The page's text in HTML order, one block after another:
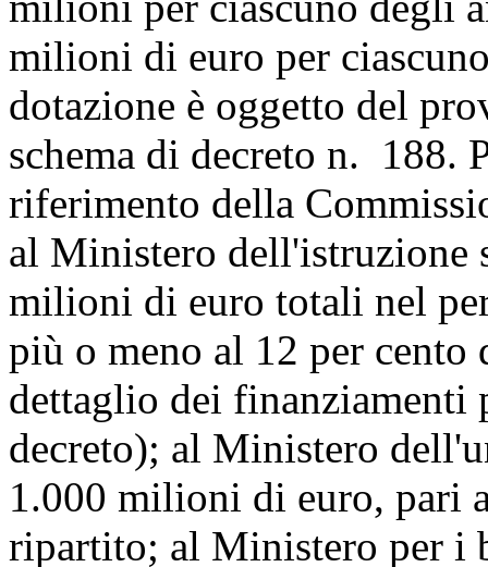
milioni di euro per
dotazione è oggetto del
schema di decreto n. 188.
riferimento della
al Ministero dell'istruzione
milioni di euro totali nel
più o meno al 12 per
dettaglio dei finanziamenti
decreto); al Ministero
1.000 milioni di euro, pari
ripartito; al Ministero per i